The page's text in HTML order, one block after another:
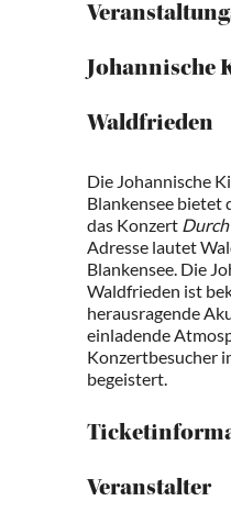
Johannische
Waldfrieden
Die Johannische
Blankensee bietet
das Konzert
Adresse lautet
Blankensee. Die
Waldfrieden ist
herausragende
einladende
Konzertbesucher
begeistert.
Veranstalter